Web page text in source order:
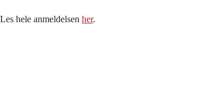
Les hele anmeldelsen her.